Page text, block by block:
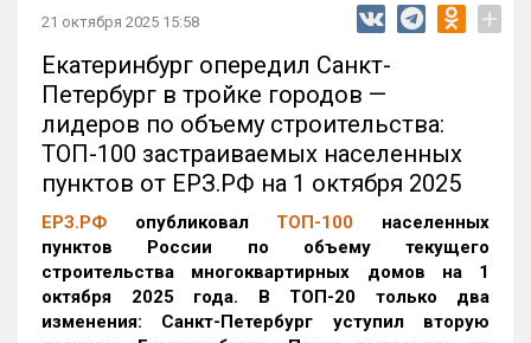
21 октября 2025 15:58 +
Екатеринбург опередил Санкт-
Петербург в тройке городов —
лидеров по объему строительства:
ТОП-100 застраиваемых населенных
пунктов от ЕРЗ.РФ на 1 октября 2025
ЕРЗ.РФ опубликовал ТОП-100 населенных
пунктов России по объему текущего
строительства многоквартирных домов на 1
октября 2025 года. В ТОП-20 только два
изменения: Санкт-Петербург уступил вторую